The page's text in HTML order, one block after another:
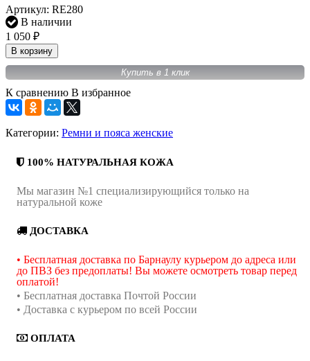
Артикул: RE280
В наличии
1 050 ₽
В корзину
Купить в 1 клик
К сравнению В избранное
Категории: Ремни и пояса женские
100% НАТУРАЛЬНАЯ КОЖА
Мы магазин №1 специализирующийся только на
натуральной коже
ДОСТАВКА
• Бесплатная доставка по Барнаулу курьером до адреса или
до ПВЗ без предоплаты! Вы можете осмотреть товар перед
оплатой!
• Бесплатная доставка Почтой России
• Доставка с курьером по всей России
ОПЛАТА